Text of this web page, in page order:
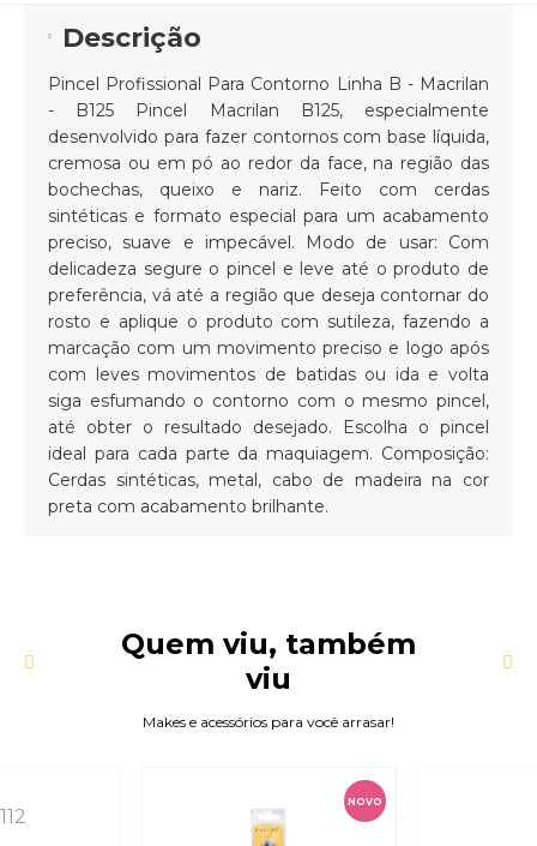
Descrição
Pincel Profissional Para Contorno Linha B - Macrilan
- B125 Pincel Macrilan B125, especialmente
desenvolvido para fazer contornos com base líquida,
cremosa ou em pó ao redor da face, na região das
bochechas, queixo e nariz. Feito com cerdas
sintéticas e formato especial para um acabamento
preciso, suave e impecável. Modo de usar: Com
delicadeza segure o pincel e leve até o produto de
preferência, vá até a região que deseja contornar do
rosto e aplique o produto com sutileza, fazendo a
marcação com um movimento preciso e logo após
com leves movimentos de batidas ou ida e volta
siga esfumando o contorno com o mesmo pincel,
até obter o resultado desejado. Escolha o pincel
ideal para cada parte da maquiagem. Composição:
Cerdas sintéticas, metal, cabo de madeira na cor
preta com acabamento brilhante.
Quem viu, também
viu
Makes e acessórios para você arrasar!
NOVO